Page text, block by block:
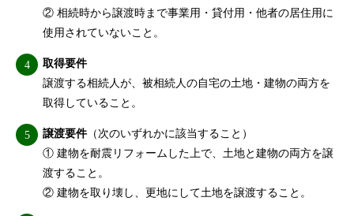
② 相続時から譲渡時まで事業用・貸付用・他者の居住用に
使用されていないこと。
取得要件
譲渡する相続人が、被相続人の自宅の土地・建物の両方を
取得していること。
譲渡要件（次のいずれかに該当すること）
① 建物を耐震リフォームした上で、土地と建物の両方を譲
渡すること。
② 建物を取り壊し、更地にして土地を譲渡すること。